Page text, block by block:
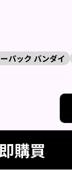
パック バンダイ
購買